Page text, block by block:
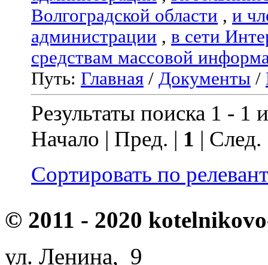
Волгоградской области , и
администрации , в сети
средствам массовой
Путь: Главная / Документы /
Результаты поиска 1 - 1
Начало | Пред. | 1 |
Сортировать по
© 2011 - 2020
ул. Ленина, 9